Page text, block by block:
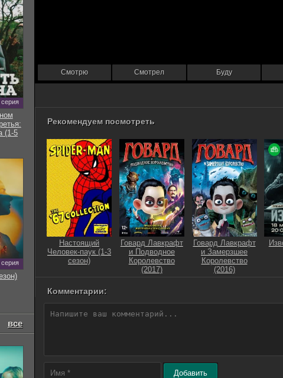
Смотрю Смотрел Буду
Рекомендуем посмотреть
Настоящий
Человек-паук (1-3
сезон)
Говард Лавкрафт
и Подводное
Королевство
(2017)
Говард Лавкрафт
и Замерзшее
Королевство
(2016)
Комментарии:
Добавить
серия
(1-5
серия
все